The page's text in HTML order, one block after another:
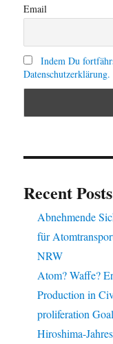
Email
Indem Du
Datenschutzerklärung.
Recent Posts
Abnehmende
für
NRW
Atom? Waffe?
Production in
proliferation
Hiroshima-